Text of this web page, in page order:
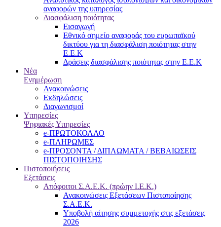
αναφορών της υπηρεσίας
Διασφάλιση ποιότητας
Εισαγωγή
Εθνικό σημείο αναφοράς του ευρωπαϊκού
δικτύου για τη διασφάλιση ποιότητας στην
Ε.Ε.Κ
Δράσεις διασφάλισης ποιότητας στην Ε.Ε.Κ
Νέα
Ενημέρωση
Ανακοινώσεις
Εκδηλώσεις
Διαγωνισμοί
Υπηρεσίες
Ψηφιακές Υπηρεσίες
e-ΠΡΩΤΟΚΟΛΛΟ
e-ΠΛΗΡΩΜΕΣ
e-ΠΡΟΣΟΝΤΑ / ΔΙΠΛΩΜΑΤΑ / ΒΕΒΑΙΩΣΕΙΣ
ΠΙΣΤΟΠΟΙΗΣΗΣ
Πιστοποιήσεις
Εξετάσεις
Απόφοιτοι Σ.Α.Ε.Κ. (πρώην Ι.Ε.Κ.)
Ανακοινώσεις Εξετάσεων Πιστοποίησης
Σ.Α.Ε.Κ.
Υποβολή αίτησης συμμετοχής στις εξετάσεις
2026